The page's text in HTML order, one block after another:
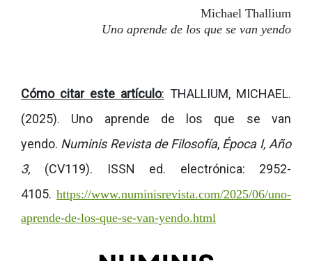
Michael Thallium
Uno aprende de los que se van yendo
Cómo citar este artículo: THALLIUM, MICHAEL.
(2025). Uno aprende de los que se van
yendo. Numinis Revista de Filosofía, Época I, Año
3, (CV119).
ISSN ed. electrónica: 2952-
4105. https://www.numinisrevista.com/2025/06/uno-
aprende-de-los-que-se-van-yendo.html